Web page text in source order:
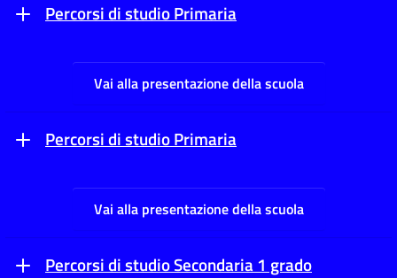
Percorsi di studio Primaria
Vai alla presentazione della scuola
Percorsi di studio Primaria
Vai alla presentazione della scuola
Percorsi di studio Secondaria 1 grado